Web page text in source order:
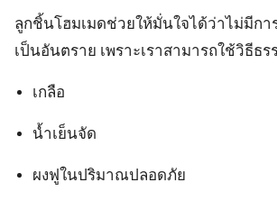
ลูกชิ้นโฮมเมดช่วยให้มั่นใจได้ว่าไม่มีกา
เป็นอันตราย เพราะเราสามารถใช้วิธีธ
เกลือ
น้ำเย็นจัด
ผงฟูในปริมาณปลอดภัย